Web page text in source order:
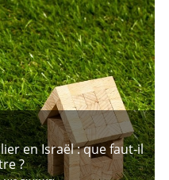
en Israël : que faut-il
?